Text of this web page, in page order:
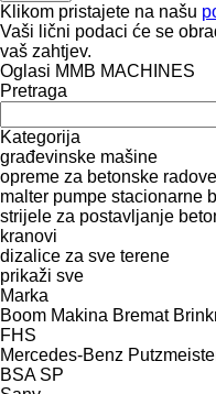
Klikom pristajete na našu
Vaši lični podaci će se
vaš zahtjev.
Oglasi MMB MACHINES
Pretraga
Kategorija
građevinske mašine
opreme za betonske radove
malter pumpe stacionarne
strijele za postavljanje
kranovi
dizalice za sve terene
prikaži sve
Marka
Boom Makina Bremat
FHS
Mercedes-Benz
BSA SP